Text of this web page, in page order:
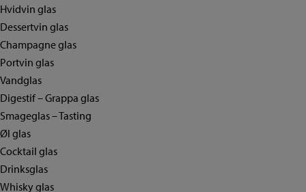
Hvidvin glas
Dessertvin glas
Champagne glas
Portvin glas
Vandglas
Digestif – Grappa glas
Smageglas – Tasting
Øl glas
Cocktail glas
Drinksglas
Whisky glas